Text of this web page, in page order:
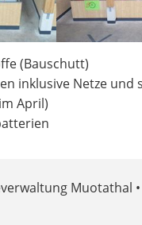
(Bauschutt)
inklusive Netze und
April)
Muotathal